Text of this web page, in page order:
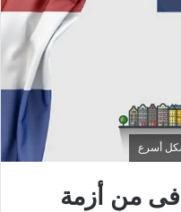
أسرع
من أزمة